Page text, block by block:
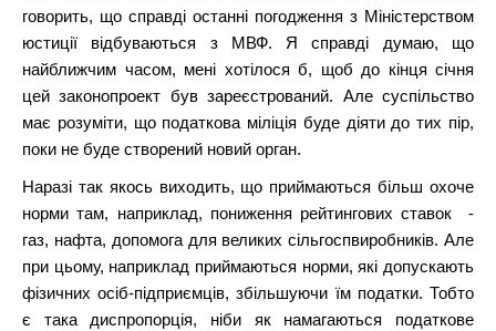
говорить, що справді останні погодження з Міністерством
юстиції відбуваються з МВФ. Я справді думаю, що
найближчим часом, мені хотілося б, щоб до кінця січня
цей законопроект був зареєстрований. Але суспільство
має розуміти, що податкова міліція буде діяти до тих пір,
поки не буде створений новий орган.
Наразі так якось виходить, що приймаються більш охоче
норми там, наприклад, пониження рейтингових ставок -
газ, нафта, допомога для великих сільгоспвиробників. Але
при цьому, наприклад приймаються норми, які допускають
фізичних осіб-підприємців, збільшуючи їм податки. Тобто
є така диспропорція, ніби як намагаються податкове